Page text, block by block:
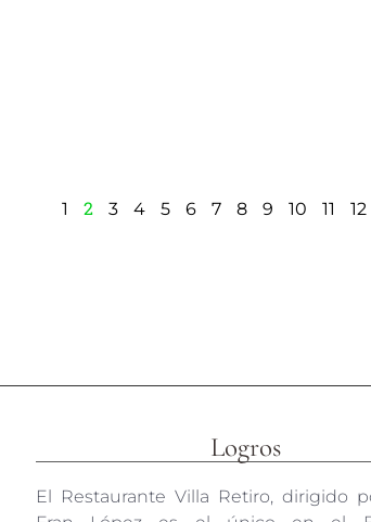
1 2 3 4 5 6 7 8 9 10 11 12
Logros
El Restaurante Villa Retiro, dirigido